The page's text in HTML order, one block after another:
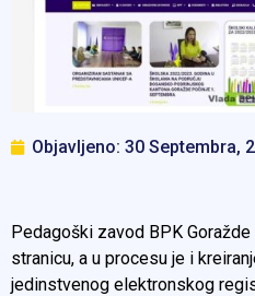
Objavljeno: 30 Septembra,
Pedagoški zavod BPK
stranicu, a u procesu je i
jedinstvenog elektronskog